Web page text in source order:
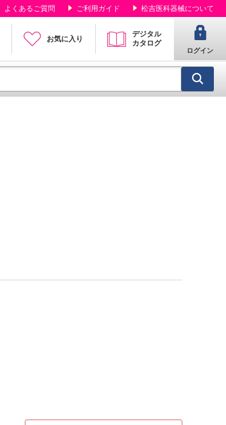
よくあるご質問 ご利用ガイド 松吉医科器械について
お気に入り
デジタル
カタログ
ログイン